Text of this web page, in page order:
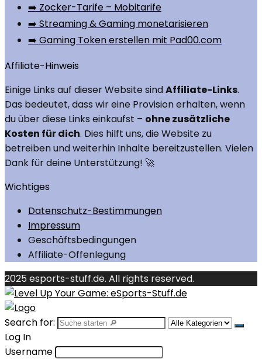
➡️ Zocker-Tarife – Mobitarife
➡️ Streaming & Gaming monetarisieren
➡️ Gaming Token erstellen mit Pad00.com
Affiliate-Hinweis
Einige Links auf dieser Website sindAffiliate-Links.
Das bedeutet, dass wir eine Provision erhalten, wenn
du über diese Links einkaufst – ohne zusätzliche
Kosten für dich. Dies hilft uns, die Website zu
betreiben und weiterhin Inhalte bereitzustellen. Vielen
Dank für deine Unterstützung! 🚀
Wichtiges
Datenschutz-Bestimmungen
Impressum
Geschäftsbedingungen
Affiliate-Offenlegung
2025 esports-stuff.de. All rights reserved.
Search for:
Log In
Username